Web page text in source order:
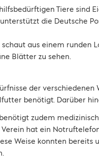
Tiere sind
die Deutsche
der
benötigt. Darüber
zudem
Verein hat ein
Weise konnten